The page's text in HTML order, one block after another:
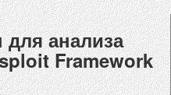
анализа
Framework